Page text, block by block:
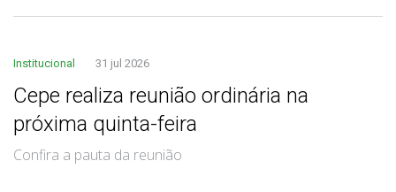
Institucional 31 jul 2026
Cepe realiza reunião ordinária na
próxima quinta-feira
Confira a pauta da reunião